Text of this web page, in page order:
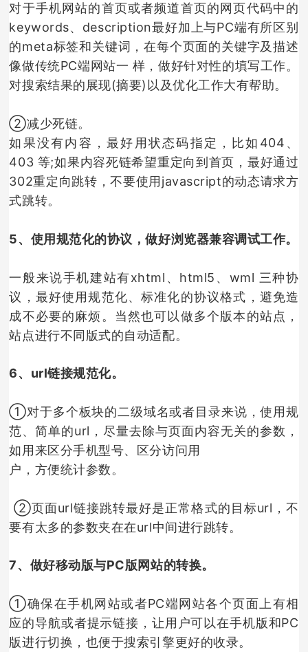
对于手机网站的首页或者频道首页的网页代码中的
keywords、description最好加上与PC端有所区别
的meta标签和关键词，在每个页面的关键字及描述
像做传统PC端网站一 样，做好针对性的填写工作。
对搜索结果的展现(摘要)以及优化工作大有帮助。
②减少死链。
如果没有内容，最好用状态码指定，比如404、
403 等;如果内容死链希望重定向到首页，最好通过
302重定向跳转，不要使用javascript的动态请求方
式跳转。
5、使用规范化的协议，做好浏览器兼容调试工作。
一般来说手机建站有xhtml、html5、wml 三种协
议，最好使用规范化、标准化的协议格式，避免造
成不必要的麻烦。当然也可以做多个版本的站点，
站点进行不同版式的自动适配。
6、url链接规范化。
①对于多个板块的二级域名或者目录来说，使用规
范、简单的url，尽量去除与页面内容无关的参数，
如用来区分手机型号、区分访问用
户，方便统计参数。
②页面url链接跳转最好是正常格式的目标url，不
要有太多的参数夹在在url中间进行跳转。
7、做好移动版与PC版网站的转换。
①确保在手机网站或者PC端网站各个页面上有相
应的导航或者提示链接，让用户可以在手机版和PC
版进行切换，也便于搜索引擎更好的收录。